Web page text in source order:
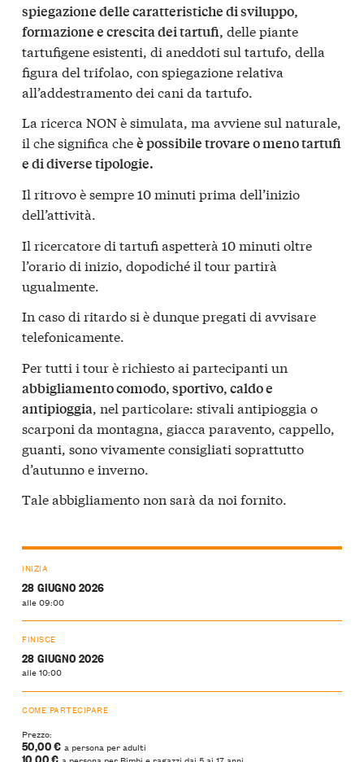
spiegazione delle caratteristiche di sviluppo,
formazione e crescita dei tartufi, delle piante
tartufigene esistenti, di aneddoti sul tartufo, della
figura del trifolao, con spiegazione relativa
all’addestramento dei cani da tartufo.
La ricerca NON è simulata, ma avviene sul naturale,
il che significa cheè possibile trovare o meno tartufi
e di diverse tipologie.
Il ritrovo è sempre 10 minuti prima dell’inizio
dell’attività.
Il ricercatore di tartufi aspetterà 10 minuti oltre
l’orario di inizio, dopodiché il tour partirà
ugualmente.
In caso di ritardo si è dunque pregati di avvisare
telefonicamente.
Per tutti i tour è richiesto ai partecipanti un
abbigliamento comodo, sportivo, caldo e
antipioggia, nel particolare: stivali antipioggia o
scarponi da montagna, giacca paravento, cappello,
guanti, sono vivamente consigliati soprattutto
d’autunno e inverno.
Tale abbigliamento non sarà da noi fornito.
INIZIA
28 GIUGNO 2026
alle 09:00
FINISCE
28 GIUGNO 2026
alle 10:00
COME PARTECIPARE
Prezzo:
50,00 € a persona per adulti
10,00 €